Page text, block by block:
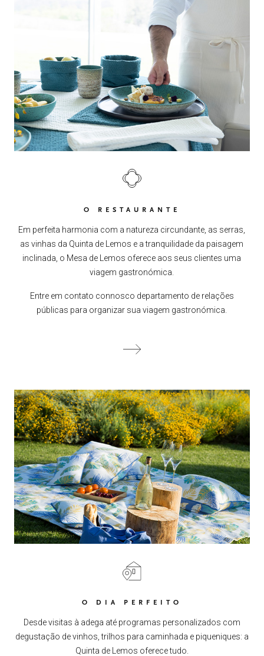
O RESTAURANTE
Em perfeita harmonia com a natureza circundante, as serras,
as vinhas da Quinta de Lemos e a tranquilidade da paisagem
inclinada, o Mesa de Lemos oferece aos seus clientes uma
viagem gastronómica.
Entre em contato connosco departamento de relações
públicas para organizar sua viagem gastronómica.
O DIA PERFEITO
Desde visitas à adega até programas personalizados com
degustação de vinhos, trilhos para caminhada e piqueniques: a
Quinta de Lemos oferece tudo.